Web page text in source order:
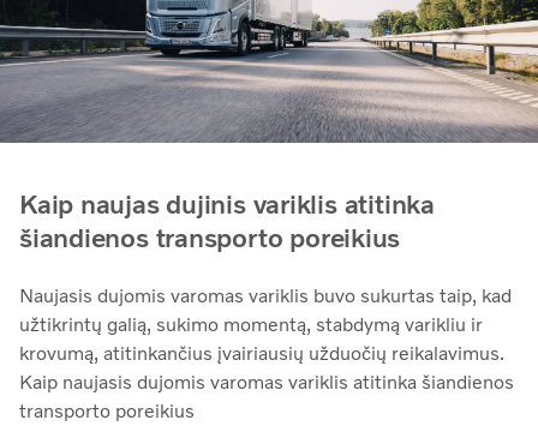
Kaip naujas dujinis variklis atitinka
šiandienos transporto poreikius
Naujasis dujomis varomas variklis buvo sukurtas taip, kad
užtikrintų galią, sukimo momentą, stabdymą varikliu ir
krovumą, atitinkančius įvairiausių užduočių reikalavimus.
Kaip naujasis dujomis varomas variklis atitinka šiandienos
transporto poreikius